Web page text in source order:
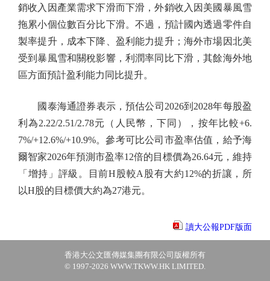
銷收入因產業需求下滑而下滑，外銷收入因美國暴風雪
拖累小個位數百分比下滑。不過，預計國內透過零件自
製率提升，成本下降、盈利能力提升；海外市場因北美
受到暴風雪和關稅影響，利潤率同比下滑，其餘海外地
區方面預計盈利能力同比提升。
國泰海通證券表示，預估公司2026到2028年每股盈
利為2.22/2.51/2.78元（人民幣，下同），按年比較+6.
7%/+12.6%/+10.9%。參考可比公司市盈率估值，給予海
爾智家2026年預測市盈率12倍的目標價為26.64元，維持
「增持」評級。目前H股較A股有大約12%的折讓，所
以H股的目標價大約為27港元。
讀大公報PDF版面
香港大公文匯傳媒集團有限公司版權所有
© 1997-2026 WWW.TKWW.HK LIMITED.